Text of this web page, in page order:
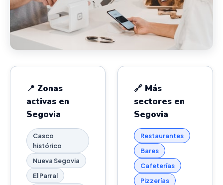
📍 Zonas
activas en
Segovia
Casco
histórico
Nueva Segovia
El Parral
🔗 Más
sectores en
Segovia
Restaurantes
Bares
Cafeterías
Pizzerías